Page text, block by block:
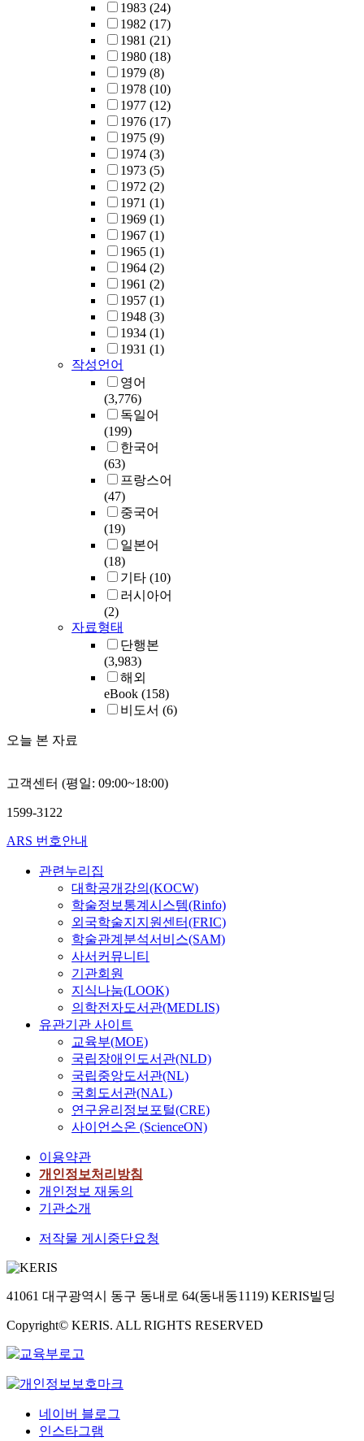
1983 (24)
1982 (17)
1981 (21)
1980 (18)
1979 (8)
1978 (10)
1977 (12)
1976 (17)
1975 (9)
1974 (3)
1973 (5)
1972 (2)
1971 (1)
1969 (1)
1967 (1)
1965 (1)
1964 (2)
1961 (2)
1957 (1)
1948 (3)
1934 (1)
1931 (1)
작성언어
영어
(3,776)
독일어
(199)
한국어
(63)
프랑스어
(47)
중국어
(19)
일본어
(18)
기타 (10)
러시아어
(2)
자료형태
단행본
(3,983)
해외
eBook (158)
비도서 (6)
오늘 본 자료
고객센터 (평일: 09:00~18:00)
1599-3122
ARS 번호안내
관련누리집
대학공개강의(KOCW)
학술정보통계시스템(Rinfo)
외국학술지지원센터(FRIC)
학술관계분석서비스(SAM)
사서커뮤니티
기관회원
지식나눔(LOOK)
의학전자도서관(MEDLIS)
유관기관 사이트
교육부(MOE)
국립장애인도서관(NLD)
국립중앙도서관(NL)
국회도서관(NAL)
연구윤리정보포털(CRE)
사이언스온 (ScienceON)
이용약관
개인정보처리방침
개인정보 재동의
기관소개
저작물 게시중단요청
41061 대구광역시 동구 동내로 64(동내동1119) KERIS빌딩
Copyright© KERIS. ALL RIGHTS RESERVED
네이버 블로그
인스타그램